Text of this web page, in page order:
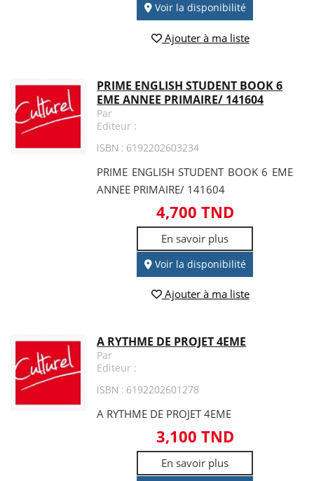
Voir la disponibilité
Ajouter à ma liste
PRIME ENGLISH STUDENT BOOK 6
EME ANNEE PRIMAIRE/ 141604
Par
Editeur :
ISBN : 6192202603234
PRIME ENGLISH STUDENT BOOK 6 EME
ANNEE PRIMAIRE/ 141604
4,700 TND
En savoir plus
Voir la disponibilité
Ajouter à ma liste
A RYTHME DE PROJET 4EME
Par
Editeur :
ISBN : 6192202601278
A RYTHME DE PROJET 4EME
3,100 TND
En savoir plus